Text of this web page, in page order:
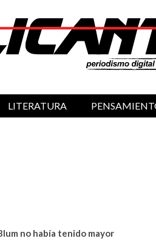
LITERATURA
no había tenido mayor